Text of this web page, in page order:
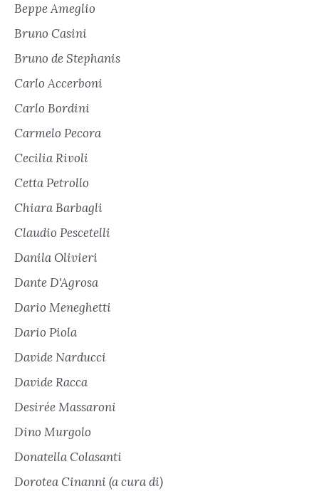
Beppe Ameglio
Bruno Casini
Bruno de Stephanis
Carlo Accerboni
Carlo Bordini
Carmelo Pecora
Cecilia Rivoli
Cetta Petrollo
Chiara Barbagli
Claudio Pescetelli
Danila Olivieri
Dante D'Agrosa
Dario Meneghetti
Dario Piola
Davide Narducci
Davide Racca
Desirée Massaroni
Dino Murgolo
Donatella Colasanti
Dorotea Cinanni (a cura di)